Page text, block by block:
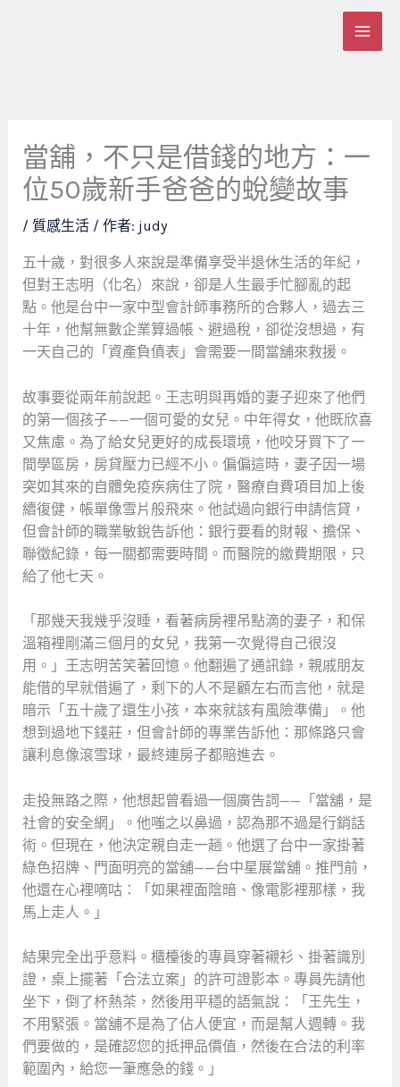
當舖，不只是借錢的地方：一
位50歲新手爸爸的蛻變故事
/ 質感生活/ 作者: judy
五十歲，對很多人來說是準備享受半退休生活的年紀，
但對王志明（化名）來說，卻是人生最手忙腳亂的起
點。他是台中一家中型會計師事務所的合夥人，過去三
十年，他幫無數企業算過帳、避過稅，卻從沒想過，有
一天自己的「資產負債表」會需要一間當舖來救援。
故事要從兩年前說起。王志明與再婚的妻子迎來了他們
的第一個孩子——一個可愛的女兒。中年得女，他既欣喜
又焦慮。為了給女兒更好的成長環境，他咬牙買下了一
間學區房，房貸壓力已經不小。偏偏這時，妻子因一場
突如其來的自體免疫疾病住了院，醫療自費項目加上後
續復健，帳單像雪片般飛來。他試過向銀行申請信貸，
但會計師的職業敏銳告訴他：銀行要看的財報、擔保、
聯徵紀錄，每一關都需要時間。而醫院的繳費期限，只
給了他七天。
「那幾天我幾乎沒睡，看著病房裡吊點滴的妻子，和保
溫箱裡剛滿三個月的女兒，我第一次覺得自己很沒
用。」王志明苦笑著回憶。他翻遍了通訊錄，親戚朋友
能借的早就借遍了，剩下的人不是顧左右而言他，就是
暗示「五十歲了還生小孩，本來就該有風險準備」。他
想到過地下錢莊，但會計師的專業告訴他：那條路只會
讓利息像滾雪球，最終連房子都賠進去。
走投無路之際，他想起曾看過一個廣告詞——「當舖，是
社會的安全網」。他嗤之以鼻過，認為那不過是行銷話
術。但現在，他決定親自走一趟。他選了台中一家掛著
綠色招牌、門面明亮的當舖——台中星展當舖。推門前，
他還在心裡嘀咕：「如果裡面陰暗、像電影裡那樣，我
馬上走人。」
結果完全出乎意料。櫃檯後的專員穿著襯衫、掛著識別
證，桌上擺著「合法立案」的許可證影本。專員先請他
坐下，倒了杯熱茶，然後用平穩的語氣說：「王先生，
不用緊張。當舖不是為了佔人便宜，而是幫人週轉。我
們要做的，是確認您的抵押品價值，然後在合法的利率
範圍內，給您一筆應急的錢。」